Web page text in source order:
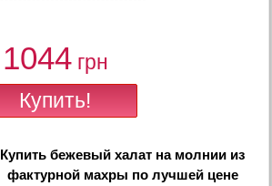
1044грн
Купитьбежевый халат на молнии из
фактурной махры по лучшей цене